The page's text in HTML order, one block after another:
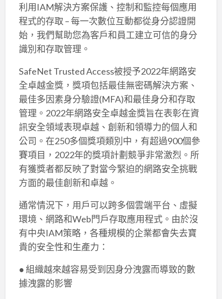
利用IAM解決方案保護、控制和監控每個應用
程式的存取 – 每一次數位互動都從身分認證開
始，我們幫助您為客戶和員工建立可信的身分
識別和存取管理。
SafeNet Trusted Access被授予2022年網路安
全卓越金獎，獎項包括最佳無密碼解決方案、
最佳多因素身分驗證(MFA)和最佳身分和存取
管理。2022年網路安全卓越金獎旨在表彰在資
訊安全領域表現卓越、創新和領導力的個人和
公司。在250多個獎項類別中，有超過900個參
賽項目，2022年的獎項計劃競爭非常激烈。所
有獲獎者都反映了對當今緊迫的網路安全挑戰
方面的最佳創新和卓越。
通常情況下，用戶可以跨多個雲端平台、虛擬
環境、網路和Web門戶存取應用程式。由於沒
有中央IAM策略，各種規模的企業都會失去寶
貴的安全性和生產力：
● 組織越來越容易受到因身分洩露而導致的數
據洩露的影響